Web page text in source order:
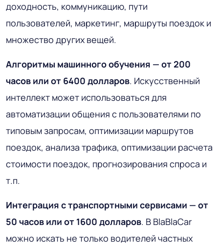
доходность, коммуникацию, пути
пользователей, маркетинг, маршруты поездок и
множество других вещей.
Алгоритмы машинного обучения — от 200
часов или от 6400 долларов. Искусственный
интеллект может использоваться для
автоматизации общения с пользователями по
типовым запросам, оптимизации маршрутов
поездок, анализа трафика, оптимизации расчета
стоимости поездок, прогнозирования спроса и
т.п.
Интеграция с транспортными сервисами — от
50 часов или от 1600 долларов. В BlaBlaCar
можно искать не только водителей частных